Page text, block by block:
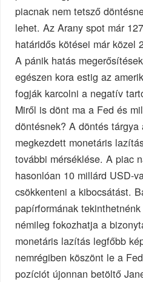
piacnak nem tetsző
lehet. Az Arany spot már
határidős kötései már közel
A pánik hatás
egészen kora estig az
fogják karcolni a negatív
Miről is dönt ma a Fed és
döntésnek? A döntés tárgya
megkezdett monetáris
további mérséklése. A piac
hasonlóan 10 millárd USD-
csökkenteni a kibocsátást.
papírformának
némileg fokozhatja a
monetáris lazítás legfőbb
nemrégiben köszönt le a
pozíciót újonnan betöltő